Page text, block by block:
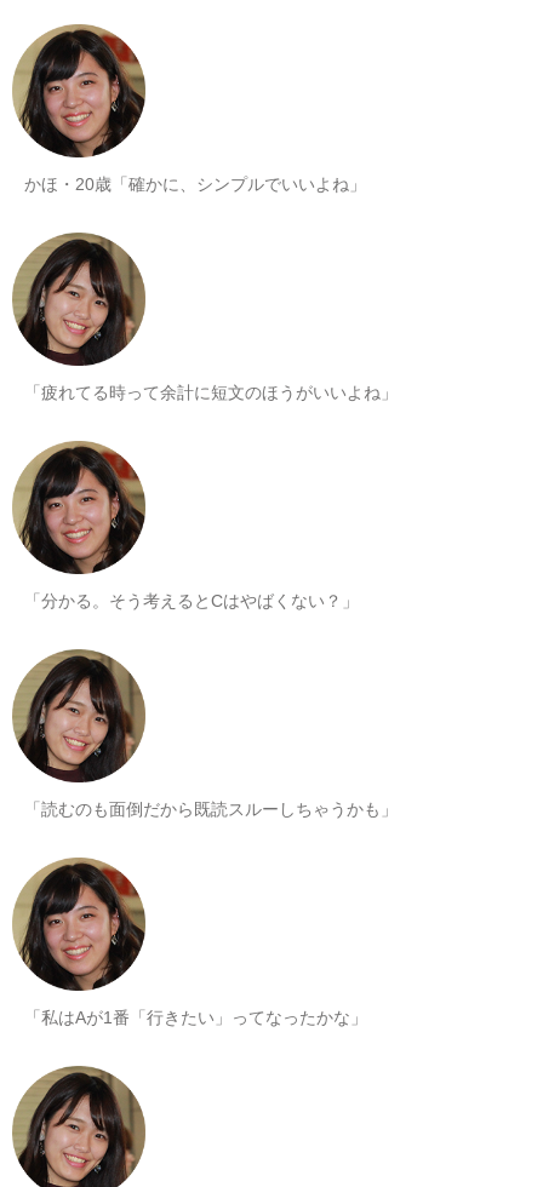
かほ・20歳「確かに、シンプルでいいよね」
「疲れてる時って余計に短文のほうがいいよね」
「分かる。そう考えるとCはやばくない？」
「読むのも面倒だから既読スルーしちゃうかも」
「私はAが1番「行きたい」ってなったかな」